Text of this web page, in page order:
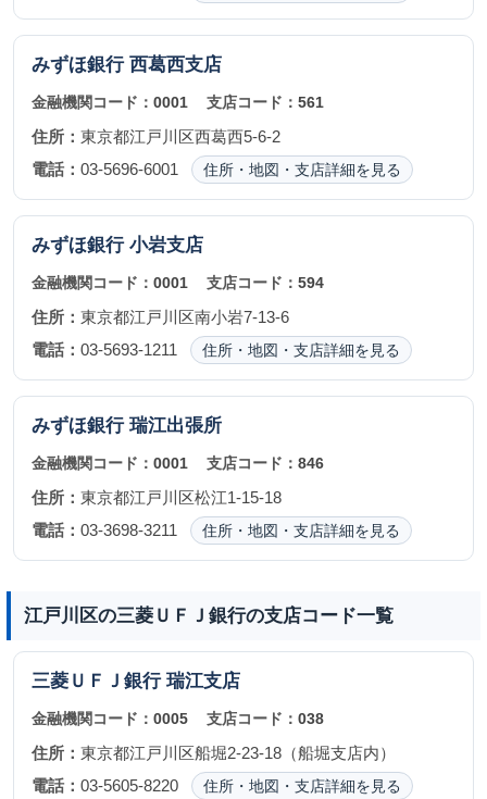
みずほ銀行 西葛西支店
金融機関コード： 0001 支店コード：561
住所： 東京都江戸川区西葛西5-6-2
電話： 03-5696-6001 住所・地図・支店詳細を見る
みずほ銀行 小岩支店
金融機関コード： 0001 支店コード：594
住所： 東京都江戸川区南小岩7-13-6
電話： 03-5693-1211 住所・地図・支店詳細を見る
みずほ銀行 瑞江出張所
金融機関コード： 0001 支店コード：846
住所： 東京都江戸川区松江1-15-18
電話： 03-3698-3211 住所・地図・支店詳細を見る
江戸川区の三菱ＵＦＪ銀行の支店コード一覧
三菱ＵＦＪ銀行 瑞江支店
金融機関コード： 0005 支店コード：038
住所： 東京都江戸川区船堀2-23-18（船堀支店内）
電話： 03-5605-8220 住所・地図・支店詳細を見る